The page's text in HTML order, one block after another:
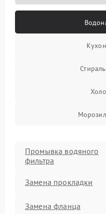
Промывка водяного
фильтра
Замена прокладки
Замена фланца